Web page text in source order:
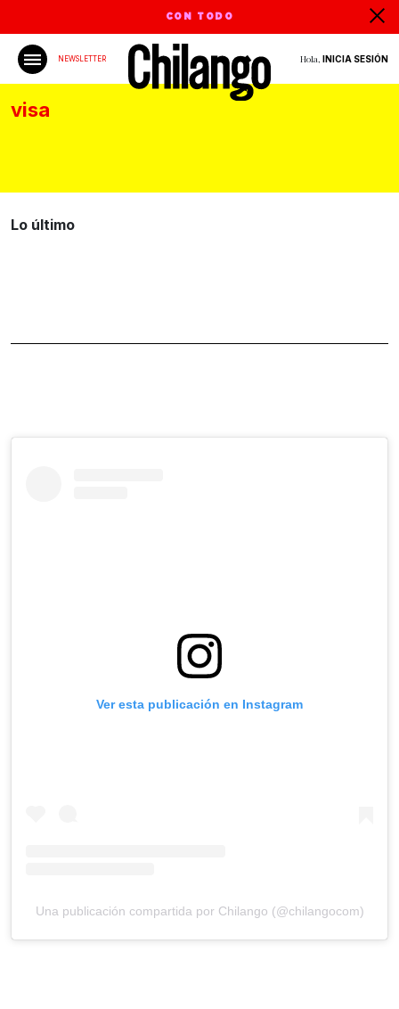
CON TODO
NEWSLETTER Hola, INICIA SESIÓN
visa
Lo último
Ver esta publicación en Instagram
Una publicación compartida por Chilango (@chilangocom)